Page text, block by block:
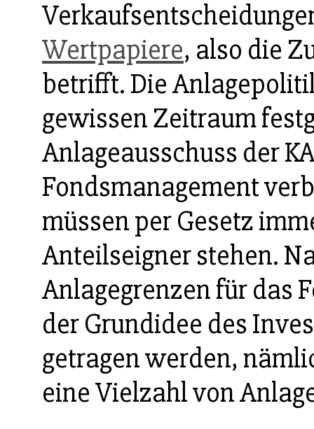
Wertpapiere, also die
betrifft. Die
gewissen Zeitraum
Anlageausschuss der
Fondsmanagement
müssen per Gesetz
Anteilseigner stehen.
Anlagegrenzen für das
der Grundidee des
getragen werden,
eine Vielzahl von